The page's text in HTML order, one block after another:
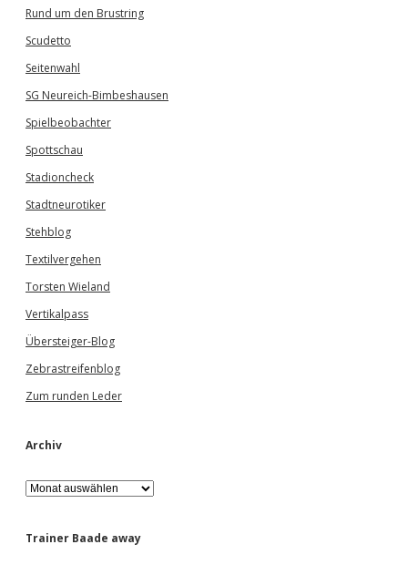
Rund um den Brustring
Scudetto
Seitenwahl
SG Neureich-Bimbeshausen
Spielbeobachter
Spottschau
Stadioncheck
Stadtneurotiker
Stehblog
Textilvergehen
Torsten Wieland
Vertikalpass
Übersteiger-Blog
Zebrastreifenblog
Zum runden Leder
Archiv
A
r
h
Trainer Baade away